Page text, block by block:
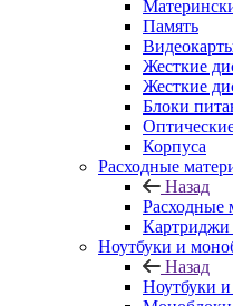
Память
Жесткие
Жесткие
Блоки
Корпуса
Расходные
Назад
Расходные
Картриджи
Ноутбуки и
Назад
Ноутбуки